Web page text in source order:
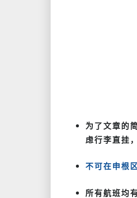
为了文章的
虑行李直挂
不可在申根
所有航班均